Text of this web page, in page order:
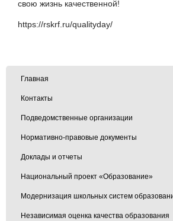
свою жизнь качественной!
https://rskrf.ru/qualityday/
Главная
Контакты
Подведомственные организации
Нормативно-правовые документы
Доклады и отчеты
Национальный проект «Образование»
Модернизация школьных систем
Независимая оценка качества образования